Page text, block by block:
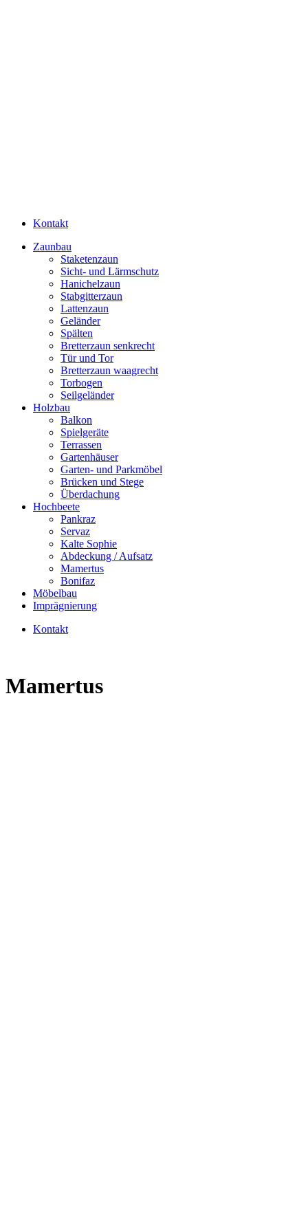
Kontakt
Zaunbau
Staketenzaun
Sicht- und Lärmschutz
Hanichelzaun
Stabgitterzaun
Lattenzaun
Geländer
Spälten
Bretterzaun senkrecht
Tür und Tor
Bretterzaun waagrecht
Torbogen
Seilgeländer
Holzbau
Balkon
Spielgeräte
Terrassen
Gartenhäuser
Garten- und Parkmöbel
Brücken und Stege
Überdachung
Hochbeete
Pankraz
Servaz
Kalte Sophie
Abdeckung / Aufsatz
Mamertus
Bonifaz
Möbelbau
Imprägnierung
Kontakt
Mamertus